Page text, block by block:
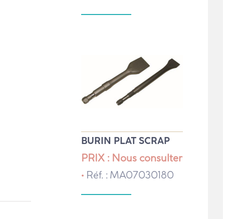
BURIN PLAT SCRAP
PRIX : Nous consulter
• Réf. : MA07030180